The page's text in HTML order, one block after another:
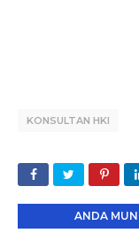
KONSULTAN HKI
ANDA